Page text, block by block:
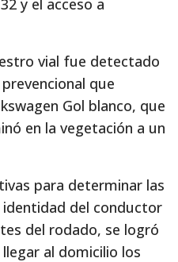
y el acceso a
vial fue detectado
que
Gol blanco, que
en la vegetación a un
para determinar las
del conductor
del rodado, se logró
al domicilio los